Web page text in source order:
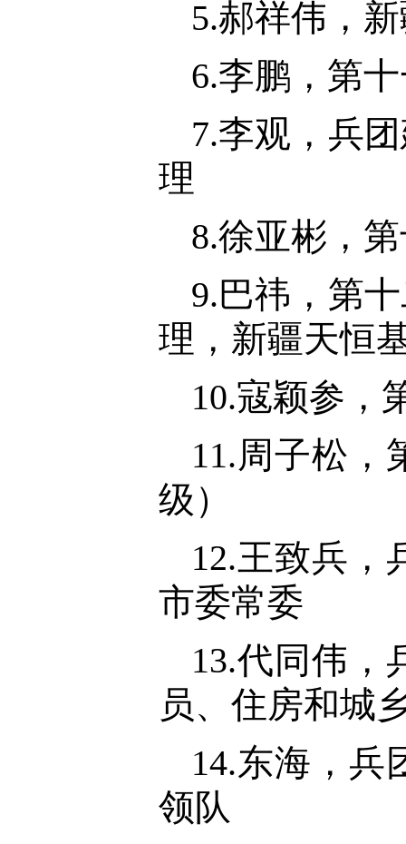
5.郝祥伟，
6.李鹏，第
7.李观，兵
理
8.徐亚彬，
9.巴祎，第
理，新疆天恒
10.寇颖参，
11.周子松，
级）
12.王致兵，
市委常委
13.代同伟，
员、住房和城
14.东海，兵
领队